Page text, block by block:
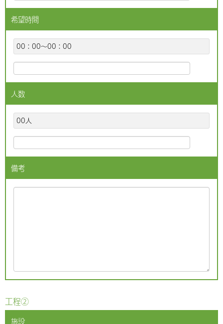
希望時間
00：00～00：00
人数
00人
備考
工程②
施設